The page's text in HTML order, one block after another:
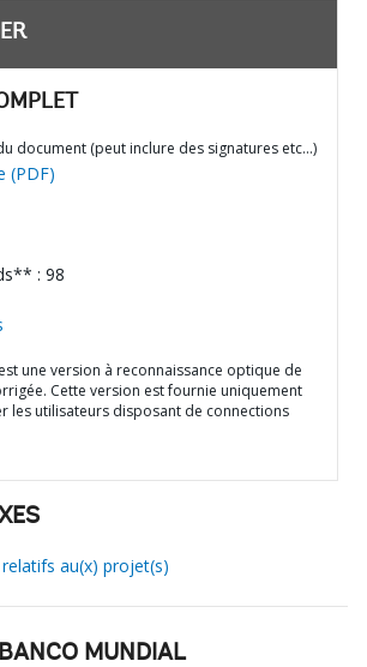
document (peut inclure des signatures etc…)
(PDF)
: 98
une version à reconnaissance optique de
Cette version est fournie uniquement
les utilisateurs disposant de connections
au(x) projet(s)
MUNDIAL